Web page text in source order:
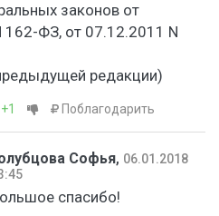
законов от
162-ФЗ, от 07.12.2011 N
редакции)
+1 Поблагодарить
Софья, 06.01.2018
спасибо!